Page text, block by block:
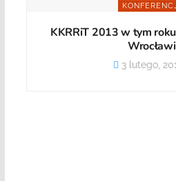
KKRRiT 2013 w tym
3 lutego,